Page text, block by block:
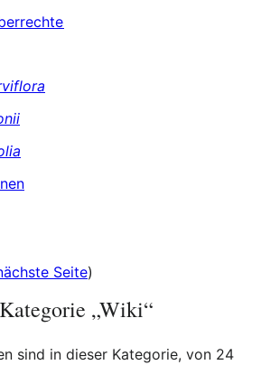
Seite)
„Wiki“
sind in dieser Kategorie, von 24